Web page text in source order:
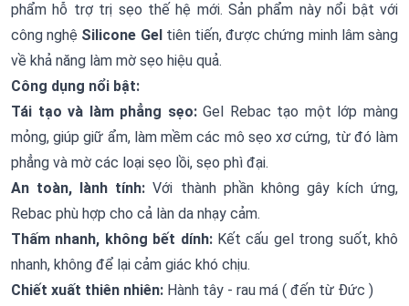
phẩm hỗ trợ trị sẹo thế hệ mới. Sản phẩm này nổi bật với
công nghệ Silicone Geltiên tiến, được chứng minh lâm sàng
về khả năng làm mờ sẹo hiệu quả.
Công dụng nổi bật:
Tái tạo và làm phẳng sẹo:Gel Rebac tạo một lớp màng
mỏng, giúp giữ ẩm, làm mềm các mô sẹo xơ cứng, từ đó làm
phẳng và mờ các loại sẹo lồi, sẹo phì đại.
An toàn, lành tính: Với thành phần không gây kích ứng,
Rebac phù hợp cho cả làn da nhạy cảm.
Thấm nhanh, không bết dính:Kết cấu gel trong suốt, khô
nhanh, không để lại cảm giác khó chịu.
Chiết xuất thiên nhiên: Hành tây - rau má ( đến từ Đức )